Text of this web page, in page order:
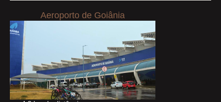
Aeroporto de Goiânia